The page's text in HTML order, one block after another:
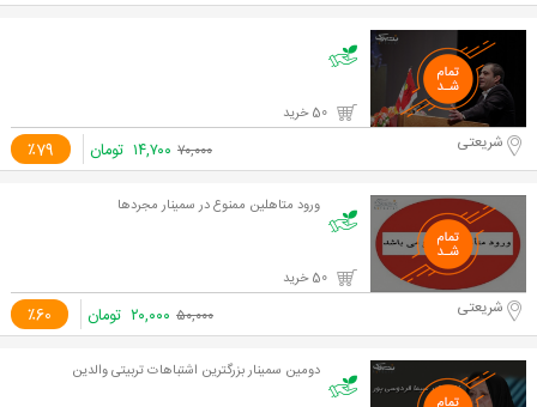
٪79 شریعتی ۷۰,۰۰۰ ۱۴,۷۰۰ تومان
ورود متاهلین ممنوع در سمینار مجردها
٪60 شریعتی ۵۰,۰۰۰ ۲۰,۰۰۰ تومان
دومین سمینار بزرگترین اشتباهات تربیتی والدین